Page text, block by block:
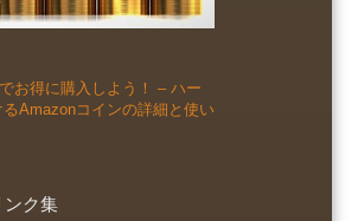
お得に購入しよう！ – ハー
Amazonコインの詳細と使い
ンク集